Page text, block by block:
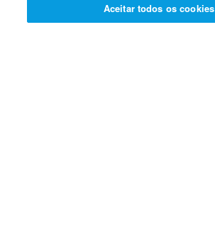
Aceitar todos os cookies